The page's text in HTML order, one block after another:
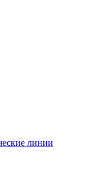
линии